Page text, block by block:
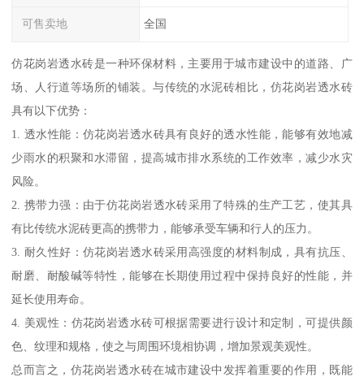
可售卖地 全国
仿花岗岩透水砖是一种环保材料，主要用于城市建设中的道路、广
场、人行道等场所的铺装。与传统的水泥砖相比，仿花岗岩透水砖
具有以下优势：
1. 透水性能：仿花岗岩透水砖具有良好的透水性能，能够有效地减
少雨水的积聚和水滞留，提高城市排水系统的工作效率，减少水灾
风险。
2. 携带力强：由于仿花岗岩透水砖采用了特殊的生产工艺，使其具
有比传统水泥砖更高的携带力，能够承受车辆和行人的压力。
3. 耐久性好：仿花岗岩透水砖采用高强度的材料制成，具有抗压、
耐磨、耐酸碱等特性，能够在长期使用过程中保持良好的性能，并
延长使用寿命。
4. 美观性：仿花岗岩透水砖可根据需要进行设计和定制，可提供颜
色、纹理和规格，使之与周围环境相协调，增加景观美观性。
总而言之，仿花岗岩透水砖在城市建设中发挥着重要的作用，既能